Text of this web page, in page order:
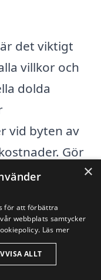
det viktigt
villkor och
dolda
vid byten av
Gör
avtal.
med din
×
för att förbättra
webbplats samtycker
Läs mer
ALLT